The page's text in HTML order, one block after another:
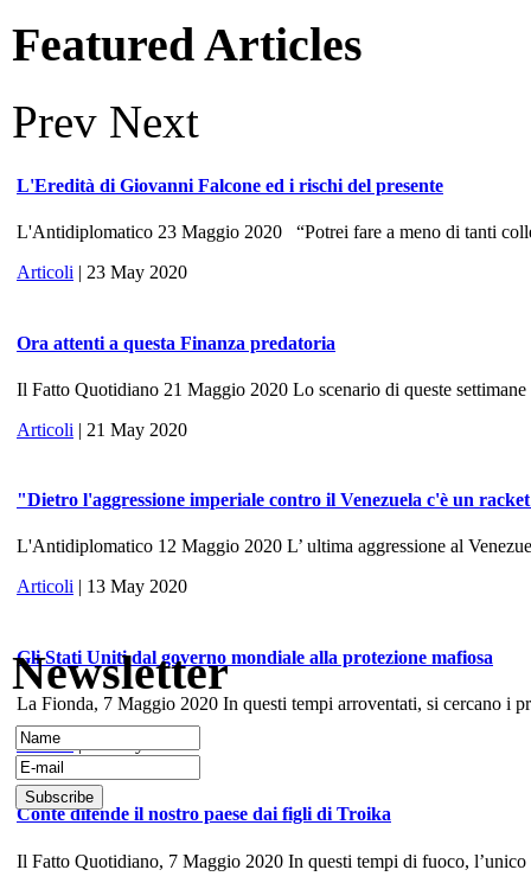
Featured Articles
Prev Next
L'Eredità di Giovanni Falcone ed i rischi del presente
L'Antidiplomatico 23 Maggio 2020 “Potrei fare a meno di tanti
Articoli | 23 May 2020
Ora attenti a questa Finanza predatoria
Il Fatto Quotidiano 21 Maggio 2020 Lo scenario di queste
Articoli | 21 May 2020
"Dietro l'aggressione imperiale contro il Venezuela c'è un
L'Antidiplomatico 12 Maggio 2020 L’ ultima aggressione al
Articoli | 13 May 2020
Gli Stati Uniti dal governo mondiale alla protezione mafiosa
La Fionda, 7 Maggio 2020 In questi tempi arroventati, si cercano i
Articoli
Conte difende il nostro paese dai figli di Troika
Il Fatto Quotidiano, 7 Maggio 2020 In questi tempi di fuoco,
Newsletter